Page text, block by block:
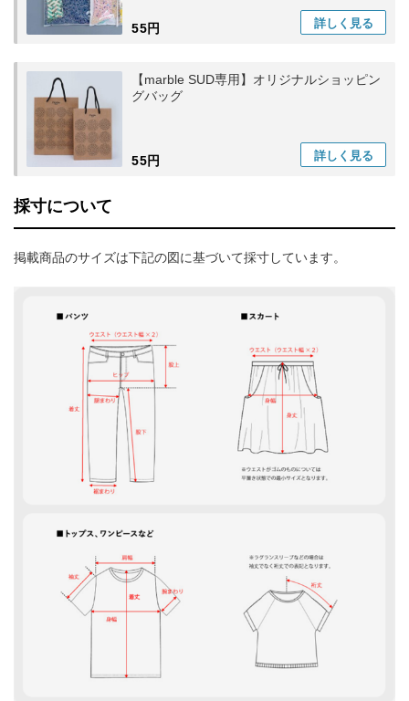
55円 詳しく 見る
【marble SUD専用】オリジナルショッピン
グバッグ
55円 詳しく 見る
採寸について
掲載商品のサイズは下記の図に基づいて採寸しています。